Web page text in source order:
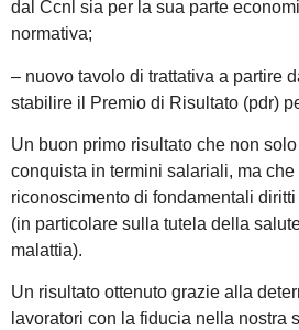
dal Ccnl sia per la sua parte
normativa;
– nuovo tavolo di trattativa a partire
stabilire il Premio di Risultato (pdr)
Un buon primo risultato che non
conquista in termini salariali, ma che
riconoscimento di fondamentali
(in particolare sulla tutela della
malattia).
Un risultato ottenuto grazie alla
lavoratori con la fiducia nella nostra